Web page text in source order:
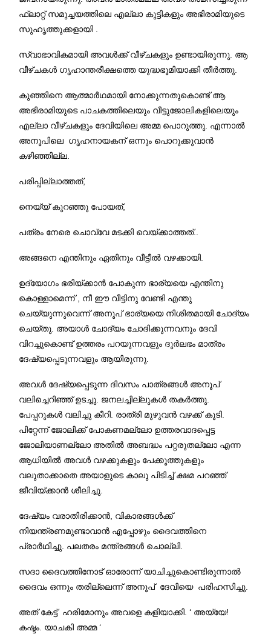
ഫ്ലാറ്റ് സമുച്ചയത്തിലെ എല്ലാ കുട്ടികളും അഭിരാമിയുടെ
സുഹൃത്തുക്കളായി
സ്വാഭാവികമായി അവള്‍ക്ക് വീഴ്ചകളും ഉണ്ടായിരുന്നു ആ
വീഴ്ചകള്‍ ഗൃഹാന്തരീക്ഷത്തെ യുദ്ധഭൂമിയാക്കി തീര്‍ത്തു
കുഞ്ഞിനെ ആത്മാര്‍ഥമായി നോക്കുന്നതുകൊണ്ട് ആ
അഭിരാമിയുടെ പാചകത്തിലെയും വീട്ടുജോലികളിലെയും
എല്ലാ വീഴ്ചകളും ദേവിയിലെ അമ്മ പൊറുത്തു എന്നാല്‍
അനൂപിലെ ഗൃഹനായകന് ഒന്നും പൊറുക്കുവാന്‍
കഴിഞ്ഞില്ല
പരിപ്പില്ലാത്തത്,
നെയ്യ് കുറഞ്ഞു പോയത്,
പത്രം നേരെ ചൊവ്വേ മടക്കി വെയ്ക്കാത്തത്..
അങ്ങനെ എന്തിനും ഏതിനും വീട്ടീല്‍ വഴക്കായി
ഉദ്യോഗം ഭരിയ്ക്കാന്‍ പോകുന്ന ഭാര്യയെ എന്തിനു
കൊള്ളാമെന്ന്
നീ ഈ വീട്ടിനു വേണ്ടി എന്തു
ചെയ്യുന്നുവെന്ന് അനൂപ് ഭാര്യയെ നിശിതമായി ചോദ്യം
ചെയ്തു അയാള്‍ ചോദ്യം ചോദിക്കുന്നവനും ദേവി
വിറച്ചുകൊണ്ട് ഉത്തരം പറയുന്നവളും ദുര്‍ലഭം മാത്രം
ദേഷ്യപ്പെടുന്നവളും ആയിരുന്നു
അവള്‍ ദേഷ്യപ്പെടുന്ന ദിവസം പാത്രങ്ങള്‍ അനൂപ്
വലിച്ചെറിഞ്ഞ് ഉടച്ചു ജനലച്ചില്ലുകള്‍ തകര്‍ത്തു
പേപ്പറുകള്‍ വലിച്ചു കീറി രാത്രി മുഴുവന്‍ വഴക്ക് കൂടി
പിറ്റേന്ന് ജോലിക്ക് പോകണമല്ലോ ഉത്തരവാദപ്പെട്ട
ജോലിയാണല്ലോ അതില്‍ അബദ്ധം പറ്റരുതല്ലോ എന്ന
ആധിയില്‍ അവള്‍ വഴക്കുകളും പേക്കൂത്തുകളും
വലുതാക്കാതെ അയാളുടെ കാലു പിടിച്ച് ക്ഷമ പറഞ്ഞ്
ജീവിയ്ക്കാന്‍ ശീലിച്ചു
ദേഷ്യം വരാതിരിക്കാന്‍ വികാരങ്ങള്‍ക്ക്
നിയന്ത്രണമുണ്ടാവാന്‍ എപ്പോഴും ദൈവത്തിനെ
പ്രാര്‍ഥിച്ചു പലതരം മന്ത്രങ്ങള്‍ ചൊല്ലി
സദാ ദൈവത്തിനോട് ഓരോന്ന് യാചിച്ചുകൊണ്ടിരുന്നാല്‍
ദൈവം ഒന്നും തരില്ലെന്ന് അനൂപ് ദേവിയെ പരിഹസിച്ചു
അത് കേട്ട് ഹരിമോനും അവളെ കളിയാക്കി . ‘ അയ്യേ!
കഷ്ടം യാചകി അമ്മ‘